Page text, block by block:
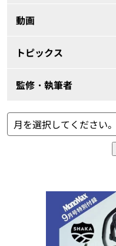
動画
トピックス
監修・執筆者